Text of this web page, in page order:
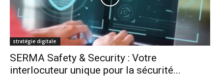
stratégie digitale
SERMA Safety & Security : Votre
interlocuteur unique pour la sécurité...